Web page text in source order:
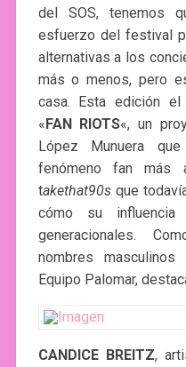
del SOS, tenemos
esfuerzo del festival
alternativas a los
más o menos, pero
casa. Esta edición
«FAN RIOTS«, un
López Munuera
fenómeno fan más
takethat90sque
cómo su influencia
generacionales.
nombres
Equipo Palomar,
CANDICE BREITZ,